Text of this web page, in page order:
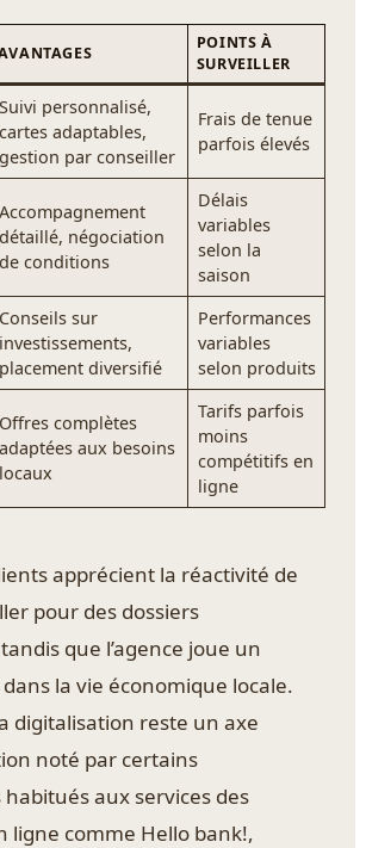
POINTS À
SURVEILLER
Suivi personnalisé,
cartes adaptables,
gestion par conseiller
Frais de tenue
parfois élevés
Accompagnement
détaillé, négociation
de conditions
Délais
variables
selon la
saison
Conseils sur
investissements,
placement diversifié
Performances
variables
selon produits
Offres complètes
adaptées aux besoins
locaux
Tarifs parfois
moins
compétitifs en
ligne
apprécient la réactivité de
pour des dossiers
que l’agence joue un
la vie économique locale.
digitalisation reste un axe
noté par certains
aux services des
ligne comme Hello bank!,